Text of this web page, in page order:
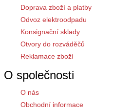
Doprava zboží a platby
Odvoz elektroodpadu
Konsignační sklady
Otvory do rozváděčů
Reklamace zboží
O společnosti
O nás
Obchodní informace